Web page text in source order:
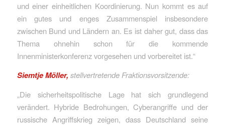
und einer einheitlichen Koordinierung. Nun kommt es auf
ein gutes und enges Zusammenspiel insbesondere
zwischen Bund und Ländern an. Es ist daher gut, dass das
Thema ohnehin schon für die kommende
Innenministerkonferenz vorgesehen und vorbereitet ist.“
Siemtje Möller, stellvertretende Fraktionsvorsitzende:
„Die sicherheitspolitische Lage hat sich grundlegend
verändert. Hybride Bedrohungen, Cyberangriffe und der
russische Angriffskrieg zeigen, dass Deutschland seine